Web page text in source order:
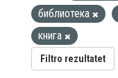
библиотека
книга
Filtro rezultatet